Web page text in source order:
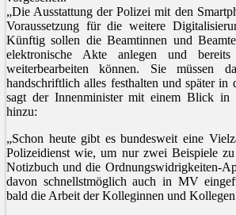
„Die Ausstattung der Polizei mit den
Voraussetzung für die weitere
Künftig sollen die Beamtinnen und
elektronische Akte anlegen und bereits
weiterbearbeiten können. Sie müssen
handschriftlich alles festhalten und später in
sagt der Innenminister mit einem Blick
hinzu:
„Schon heute gibt es bundesweit eine
Polizeidienst wie, um nur zwei Beispiele
Notizbuch und die Ordnungswidrigkeiten-
davon schnellstmöglich auch in MV
bald die Arbeit der Kolleginnen und